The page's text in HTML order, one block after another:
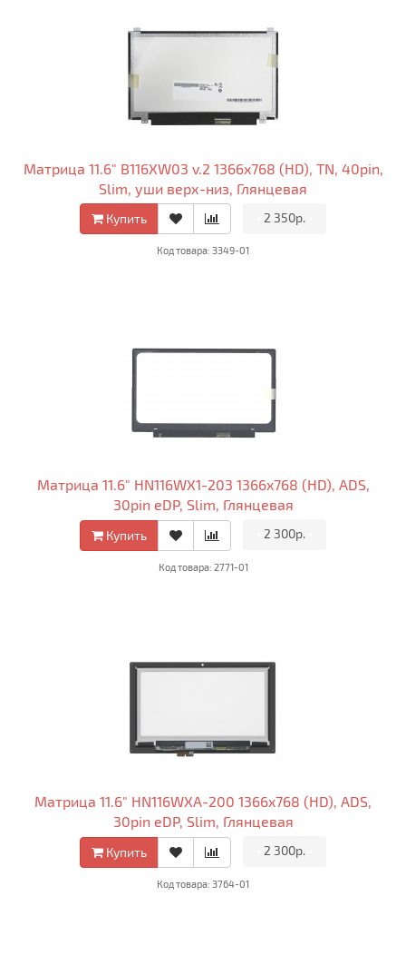
Матрица 11.6" B116XW03 v.2 1366x768 (HD), TN, 40pin,
Slim, уши верх-низ, Глянцевая
Купить 2 350р.
Код товара: 3349-01
Матрица 11.6" HN116WX1-203 1366x768 (HD), ADS,
30pin eDP, Slim, Глянцевая
Купить 2 300р.
Код товара: 2771-01
Матрица 11.6" HN116WXA-200 1366x768 (HD), ADS,
30pin eDP, Slim, Глянцевая
Купить 2 300р.
Код товара: 3764-01